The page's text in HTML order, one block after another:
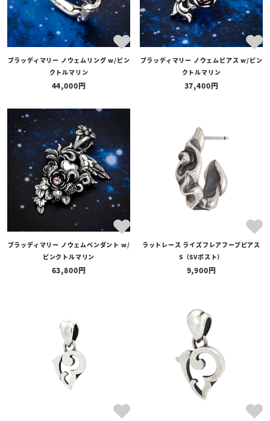
ブランド
価格
在庫の有無
在庫あり
ブラッディマリー ノウェムリング w/ピン
クトルマリン
44,000
ブラッディマリー ノウェムピアス w/ピン
クトルマリン
37,400
ブラッディマリー ノウェムペンダント w/
ピンクトルマリン
63,800
ラットレース ライズフレアフープピアス
S（SVポスト）
9,900